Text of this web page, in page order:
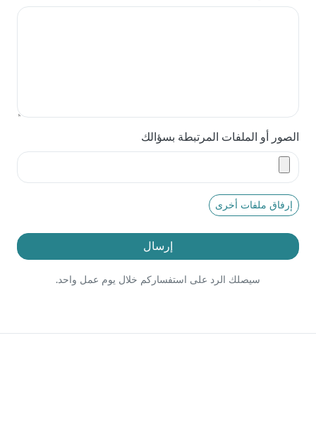
الصور أو الملفات المرتبطة بسؤالك
إرفاق ملفات أخرى
إرسال
سيصلك الرد على استفساركم خلال يوم عمل واحد.